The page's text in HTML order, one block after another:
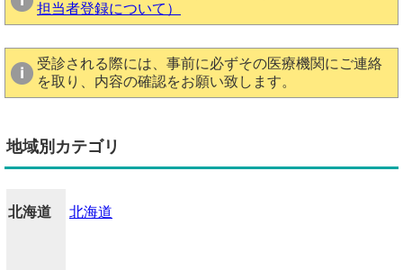
担当者登録について）
受診される際には、事前に必ずその医療機関にご連絡
を取り、内容の確認をお願い致します。
地域別カテゴリ
北海道 北海道